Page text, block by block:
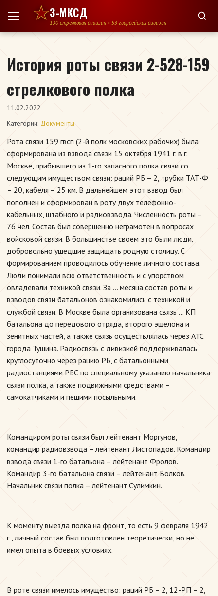
Перейти к содержимому
3-МКСД
130 стрелковая дивизия • 53 гвардейская дивизия
История роты связи 2-528-159
стрелкового полка
11.02.2022
Категории: Документы
Рота связи 159 гвсп (2-й полк московских рабочих) была
сформирована из взвода связи 15 октября 1941 г. в г.
Москве, прибывшего из 1-го запасного полка связи со
следующим имуществом связи: раций РБ – 2, трубки ТАТ-Ф
– 20, кабеля – 25 км. В дальнейшем этот взвод был
пополнен и сформирован в роту двух телефонно-
кабельных, штабного и радиовзвода. Численность роты –
76 чел. Состав был совершенно неграмотен в вопросах
войсковой связи. В большинстве своем это были люди,
добровольно ушедшие защищать родную столицу. С
формированием проводилось обучение личного состава.
Люди понимали всю ответственность и с упорством
овладевали техникой связи. За … месяца состав роты и
взводов связи батальонов ознакомились с техникой и
службой связи. В Москве была организована связь … КП
батальона до передового отряда, второго эшелона и
зенитных частей, а также связь осуществлялась через АТС
города Тушина. Радиосвязь с дивизией поддерживалась
круглосуточно через рацию РБ, с батальонными
радиостанциями РБС по специальному указанию начальника
связи полка, а также подвижными средствами –
самокатчиками и пешими посыльными.
Командиром роты связи был лейтенант Моргунов,
командир радиовзвода – лейтенант Листопадов. Командир
взвода связи 1-го батальона – лейтенант Фролов.
Командир 3-го батальона связи – лейтенант Волков.
Начальник связи полка – лейтенант Сулимкин.
К моменту выезда полка на фронт, то есть 9 февраля 1942
г., личный состав был подготовлен теоретически, но не
имел опыта в боевых условиях.
В роте связи имелось имущество: раций РБ – 2, 12-РП – 2,